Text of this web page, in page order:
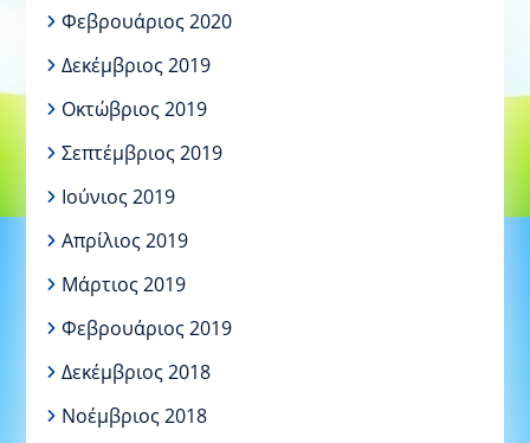
Φεβρουάριος 2020
Δεκέμβριος 2019
Οκτώβριος 2019
Σεπτέμβριος 2019
Ιούνιος 2019
Απρίλιος 2019
Μάρτιος 2019
Φεβρουάριος 2019
Δεκέμβριος 2018
Νοέμβριος 2018